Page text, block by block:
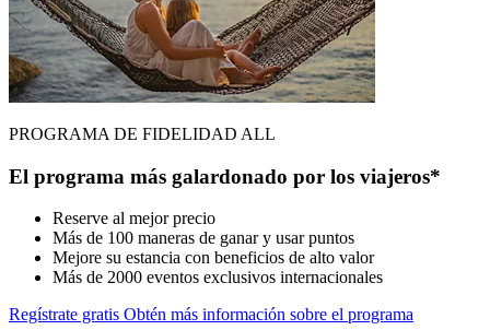
PROGRAMA DE FIDELIDAD ALL
El programa más galardonado por los viajeros*
Reserve al mejor precio
Más de 100 maneras de ganar y usar puntos
Mejore su estancia con beneficios de alto valor
Más de 2000 eventos exclusivos internacionales
Regístrate gratis Obtén más información sobre el programa